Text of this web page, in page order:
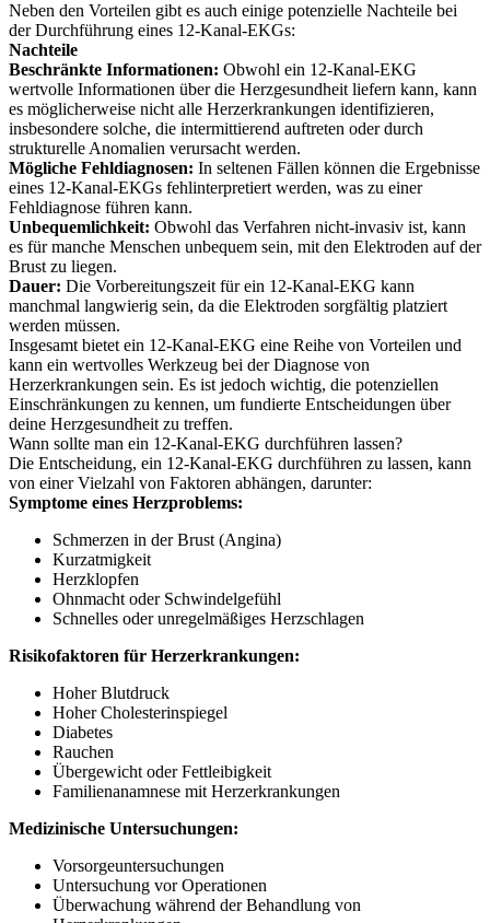
Neben den Vorteilen gibt es auch einige potenzielle Nachteile bei
der Durchführung eines 12-Kanal-EKGs:
Nachteile
Beschränkte Informationen: Obwohl ein 12-Kanal-EKG
wertvolle Informationen über die Herzgesundheit liefern kann, kann
es möglicherweise nicht alle Herzerkrankungen identifizieren,
insbesondere solche, die intermittierend auftreten oder durch
strukturelle Anomalien verursacht werden.
Mögliche Fehldiagnosen: In seltenen Fällen können die Ergebnisse
eines 12-Kanal-EKGs fehlinterpretiert werden, was zu einer
Fehldiagnose führen kann.
Unbequemlichkeit: Obwohl das Verfahren nicht-invasiv ist, kann
es für manche Menschen unbequem sein, mit den Elektroden auf der
Brust zu liegen.
Dauer: Die Vorbereitungszeit für ein 12-Kanal-EKG kann
manchmal langwierig sein, da die Elektroden sorgfältig platziert
werden müssen.
Insgesamt bietet ein 12-Kanal-EKG eine Reihe von Vorteilen und
kann ein wertvolles Werkzeug bei der Diagnose von
Herzerkrankungen sein. Es ist jedoch wichtig, die potenziellen
Einschränkungen zu kennen, um fundierte Entscheidungen über
deine Herzgesundheit zu treffen.
Wann sollte man ein 12-Kanal-EKG durchführen lassen?
Die Entscheidung, ein 12-Kanal-EKG durchführen zu lassen, kann
von einer Vielzahl von Faktoren abhängen, darunter:
Symptome eines Herzproblems:
Schmerzen in der Brust (Angina)
Kurzatmigkeit
Herzklopfen
Ohnmacht oder Schwindelgefühl
Schnelles oder unregelmäßiges Herzschlagen
Risikofaktoren für Herzerkrankungen:
Hoher Blutdruck
Hoher Cholesterinspiegel
Diabetes
Rauchen
Übergewicht oder Fettleibigkeit
Familienanamnese mit Herzerkrankungen
Medizinische Untersuchungen:
Vorsorgeuntersuchungen
Untersuchung vor Operationen
Überwachung während der Behandlung von